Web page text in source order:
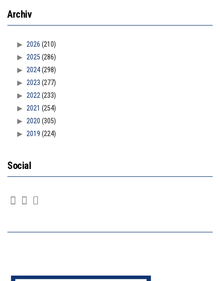
Archiv
2026 (210)
2025 (286)
2024(298)
2023 (277)
2022 (233)
2021 (254)
2020 (305)
2019 (224)
Social